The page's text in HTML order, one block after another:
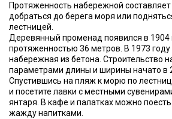
Протяженность набережной
добраться до берега моря или
лестницей.
Деревянный променад появился в 1904
протяженностью 36 метров. В 1973
набережная из бетона. Строительство
параметрами длины и ширины начато в
Спустившись на пляж к морю по
и посетите лавки с местными
янтаря. В кафе и палатках можно
жажду напитками.